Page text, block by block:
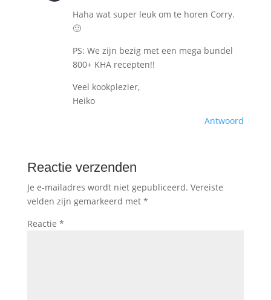
Haha wat super leuk om te horen Corry.
🙂
PS: We zijn bezig met een mega bundel
800+ KHA recepten!!
Veel kookplezier,
Heiko
Antwoord
Reactie verzenden
Je e-mailadres wordt niet gepubliceerd. Vereiste
velden zijn gemarkeerd met *
Reactie *